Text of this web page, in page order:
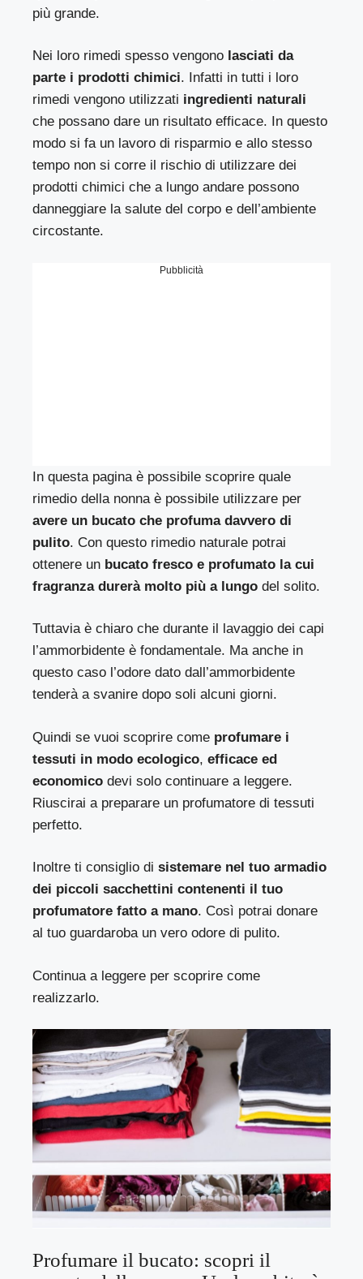
più grande.
Nei loro rimedi spesso vengono lasciati da
parte i prodotti chimici. Infatti in tutti i loro
rimedi vengono utilizzati ingredienti naturali
che possano dare un risultato efficace. In questo
modo si fa un lavoro di risparmio e allo stesso
tempo non si corre il rischio di utilizzare dei
prodotti chimici che a lungo andare possono
danneggiare la salute del corpo e dell’ambiente
circostante.
Pubblicità
In questa pagina è possibile scoprire quale
rimedio della nonna è possibile utilizzare per
avere un bucato che profuma davvero di
pulito. Con questo rimedio naturale potrai
ottenere un bucato fresco e profumato la cui
fragranza durerà molto più a lungo del solito.
Tuttavia è chiaro che durante il lavaggio dei capi
l’ammorbidente è fondamentale. Ma anche in
questo caso l’odore dato dall’ammorbidente
tenderà a svanire dopo soli alcuni giorni.
Quindi se vuoi scoprire come profumare i
tessuti in modo ecologico,efficace ed
economico devi solo continuare a leggere.
Riuscirai a preparare un profumatore di tessuti
perfetto.
Inoltre ti consiglio di sistemare nel tuo armadio
dei piccoli sacchettini contenenti il tuo
profumatore fatto a mano. Così potrai donare
al tuo guardaroba un vero odore di pulito.
Continua a leggere per scoprire come
realizzarlo.
Profumare il bucato: scopri il